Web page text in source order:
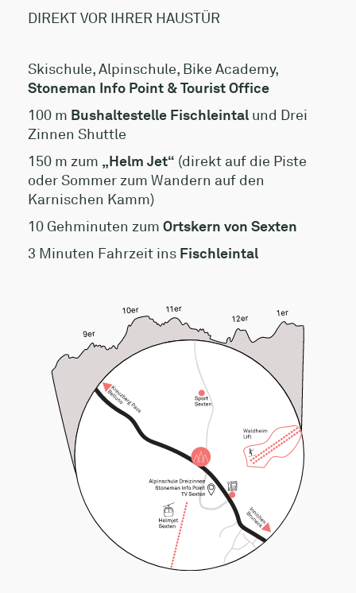
DIREKT VOR IHRER HAUSTÜR
Skischule, Alpinschule, Bike Academy,
Stoneman Info Point & Tourist Office
100 m Bushaltestelle Fischleintal und Drei
Zinnen Shuttle
150 m zum „Helm Jet“ (direkt auf die Piste
oder Sommer zum Wandern auf den
Karnischen Kamm)
10 Gehminuten zum Ortskern von Sexten
3 Minuten Fahrzeit ins Fischleintal